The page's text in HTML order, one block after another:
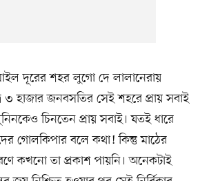
দূরের শহর লুগো দে লালানেরায়
৩ হাজার জনবসতির সেই শহরে প্রায় সবাই
চিনতেন প্রায় সবাই। যতই ধারে
গোলকিপার বলে কথা! কিন্তু মাঠের
কখনো তা প্রকাশ পায়নি। অনেকটাই